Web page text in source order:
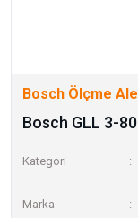
Bosch Ölçme
Bosch GLL 3-
Kategori
Marka